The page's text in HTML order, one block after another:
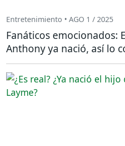
Entretenimiento • AGO 1 / 2025
Fanáticos emocionados:
Anthony ya nació, así lo